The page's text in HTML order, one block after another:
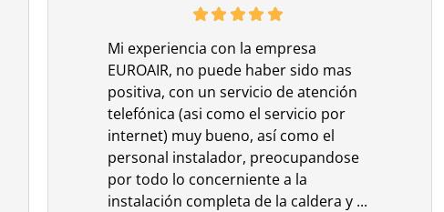
Mi experiencia con la empresa
EUROAIR, no puede haber sido mas
positiva, con un servicio de atención
telefónica (asi como el servicio por
internet) muy bueno, así como el
personal instalador, preocupandose
por todo lo concerniente a la
instalación completa de la caldera y ...